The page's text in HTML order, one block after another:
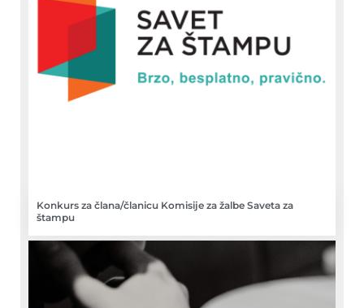
Konkurs za člana/članicu Komisije za žalbe Saveta za
štampu